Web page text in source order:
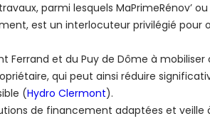
parmi lesquels MaPrimeRénov’
est un interlocuteur privilégié
Ferrand et du Puy de Dôme à
qui peut ainsi réduire
(Hydro Clermont).
de financement adaptées et veille